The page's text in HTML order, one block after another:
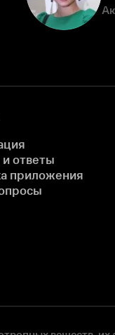
ответы
приложения